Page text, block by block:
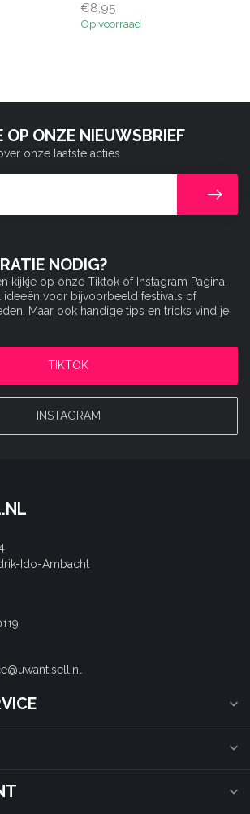
€8,95
Op voorraad
NODIG?
kijkje op onze Tiktok of Instagram Pagina.
ideeën voor bijvoorbeeld festivals of
Maar ook handige tips en tricks vind je
TIKTOK
INSTAGRAM
OP ONZE NIEUWSBRIEF
onze laatste acties
Ido-Ambacht